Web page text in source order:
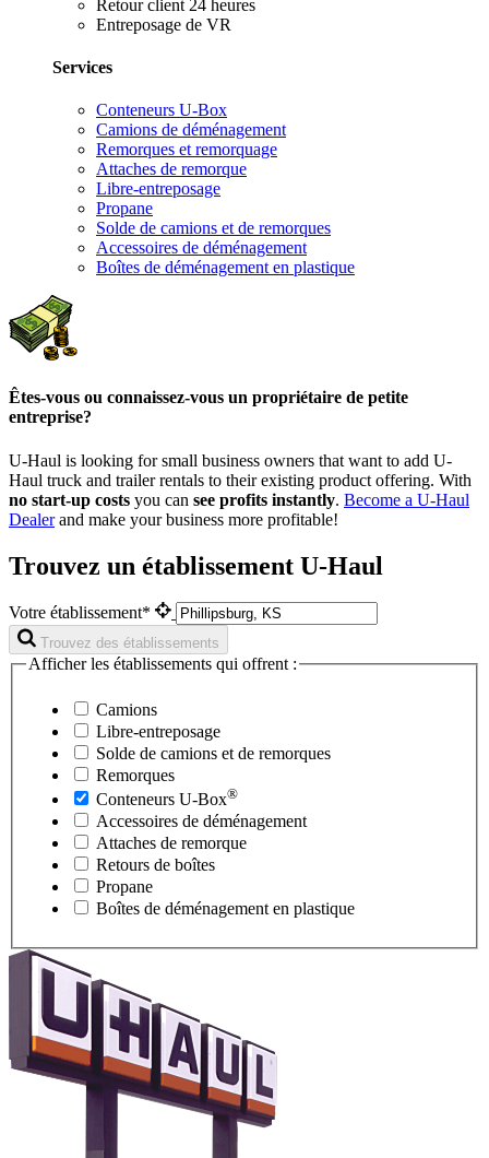
Retour client 24 heures
Entreposage de VR
Services
Conteneurs U-Box
Camions de déménagement
Remorques et remorquage
Attaches de remorque
Libre-entreposage
Propane
Solde de camions et de remorques
Accessoires de déménagement
Boîtes de déménagement en plastique
Êtes-vous ou connaissez-vous un propriétaire de petite
entreprise?
U-Haul is looking for small business owners that want to add U-
Haul truck and trailer rentals to their existing product offering. With
no start-up costs you can see profits instantly. Become a U-Haul
Dealerand make your business more profitable!
Trouvez un établissement U-Haul
Votre établissement*
Trouvez des établissements
Afficher les établissements qui offrent :
Camions
Libre-entreposage
Solde de camions et de remorques
Remorques
Conteneurs U-Box®
Accessoires de déménagement
Attaches de remorque
Retours de boîtes
Propane
Boîtes de déménagement en plastique